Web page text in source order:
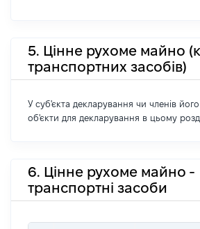
5. Цінне рухоме майно
транспортних засобів)
У суб'єкта декларування чи членів його
об'єкти для декларування в цьому
6. Цінне рухоме майно -
транспортні засоби